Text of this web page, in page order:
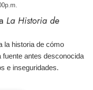
La Historia de
la historia de cómo
antes desconocida
e inseguridades.